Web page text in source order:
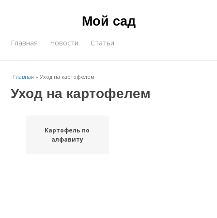
Мой сад
Главная Новости Статьи
Главная »Уход на картофелем
Уход на картофелем
Картофель по
алфавиту